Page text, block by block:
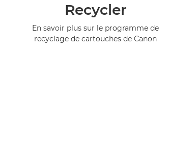
Recycler
En savoir plus sur le programme de
recyclage de cartouches de Canon